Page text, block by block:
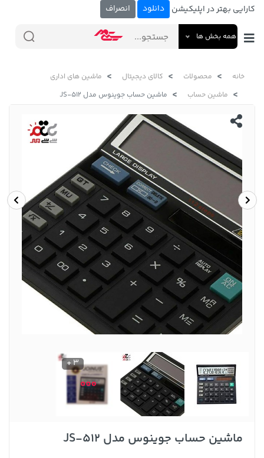
کارایی بهتر در اپلیکیشن دانلود انصراف
همه بخش ها
خانه محصولات کالای دیجیتال
ماشین های اداری
ماشین حساب
ماشین حساب جوینوس مدل JS-512
3 +
ماشین حساب جوینوس مدل JS-512